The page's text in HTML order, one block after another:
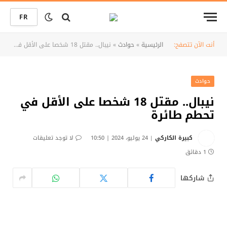
FR
أنت الآن تتصفح: الرئيسية»حوادث» نيبال.. مقتل 18 شخصا على الأقل في تحطم طائرة
حوادث
نيبال.. مقتل 18 شخصا على الأقل في
تحطم طائرة
كبيرة الكاركي 24 يوليو، 2024 | 10:50
لا توجد تعليقات
1 دقائق
شاركها